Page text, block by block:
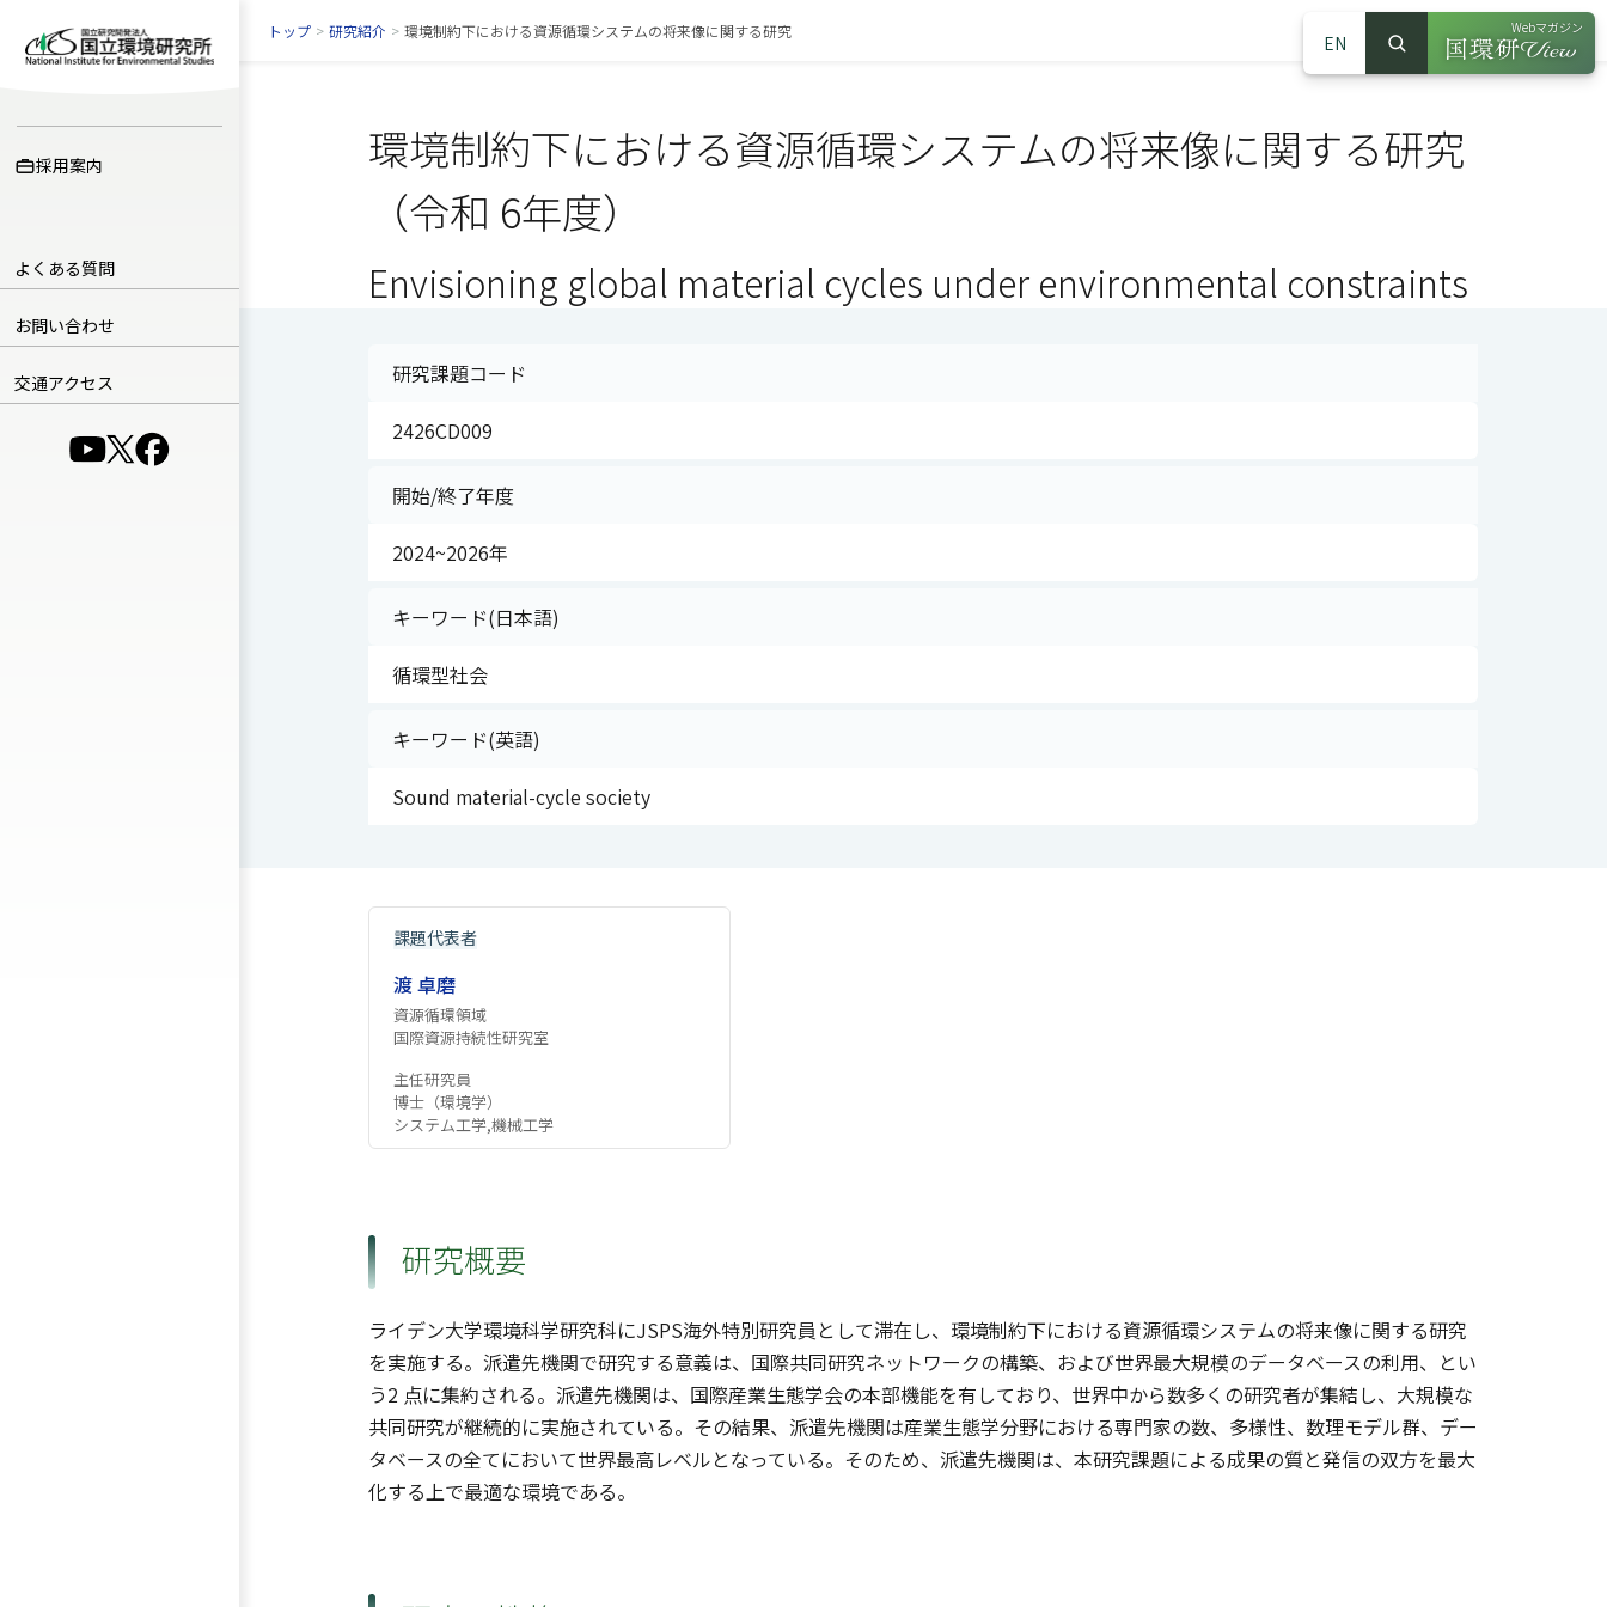
採用案内
よくある質問
お問い合わせ
交通アクセス
（別ウインドウで開きます）
（別ウインドウで開きます）
（別ウインドウで開きます）
EN
サイト内検索
検索
Webマガジン
（別ウインドウ
トップ > 研究紹介 > 環境制約下における資源循環システムの将来像に関する研究
環境制約下における資源循環システムの将来像に関する研究
（令和 6年度）
Envisioning global material cycles under environmental constraints
研究課題コード
2426CD009
開始/終了年度
2024~2026年
キーワード(日本語)
循環型社会
キーワード(英語)
Sound material-cycle society
課題代表者
渡 卓磨
資源循環領域
国際資源持続性研究室
主任研究員
博士（環境学）
システム工学,機械工学
研究概要
ライデン大学環境科学研究科にJSPS海外特別研究員として滞在し、環境制約下における資源循環システムの将来像に関する研究
を実施する。派遣先機関で研究する意義は、国際共同研究ネットワークの構築、および世界最大規模のデータベースの利用、とい
う2 点に集約される。派遣先機関は、国際産業生態学会の本部機能を有しており、世界中から数多くの研究者が集結し、大規模な
共同研究が継続的に実施されている。その結果、派遣先機関は産業生態学分野における専門家の数、多様性、数理モデル群、デー
タベースの全てにおいて世界最高レベルとなっている。そのため、派遣先機関は、本研究課題による成果の質と発信の双方を最大
化する上で最適な環境である。